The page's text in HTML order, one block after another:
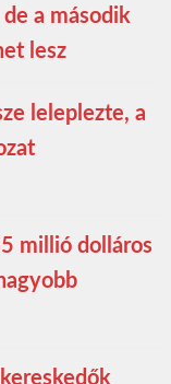
a második
lesz
leleplezte, a
millió dolláros